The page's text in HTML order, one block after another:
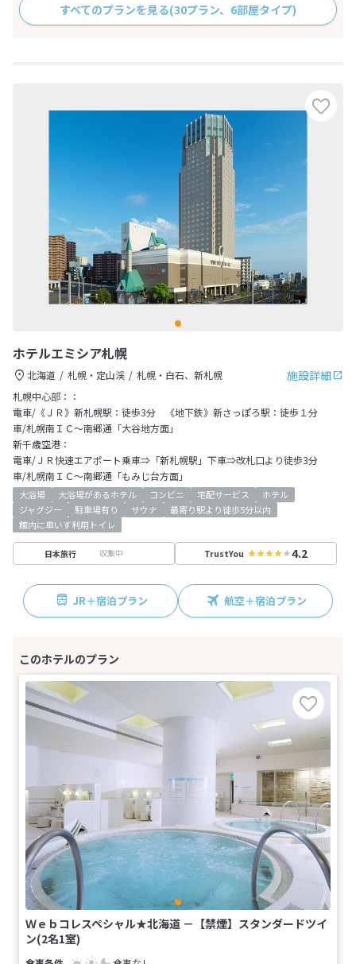
すべてのプランを見る(30プラン、6部屋タイプ)
ホテルエミシア札幌
施設詳細
北海道 札幌・定山渓
札幌・白石、新札幌
札幌中心部：：
電車/《ＪＲ》新札幌駅：徒歩3分 《地下鉄》新さっぽろ駅：徒歩１分
車/札幌南ＩＣ～南郷通「大谷地方面」
新千歳空港：
電車/ＪＲ快速エアポート乗車⇒「新札幌駅」下車⇒改札口より徒歩3分
車/札幌南ＩＣ～南郷通「もみじ台方面」
大浴場 大浴場があるホテル コンビニ 宅配サービス
ホテル
ジャグジー
駐車場有り サウナ
最寄り駅より徒歩5分以内
館内に車いす利用トイレ
日本旅行 収集中 TrustYou 4.2
JR＋宿泊プラン 航空＋宿泊プラン
Ｗｅｂコレスペシャル★北海道 －【禁煙】スタンダードツイ
ン(2名1室)